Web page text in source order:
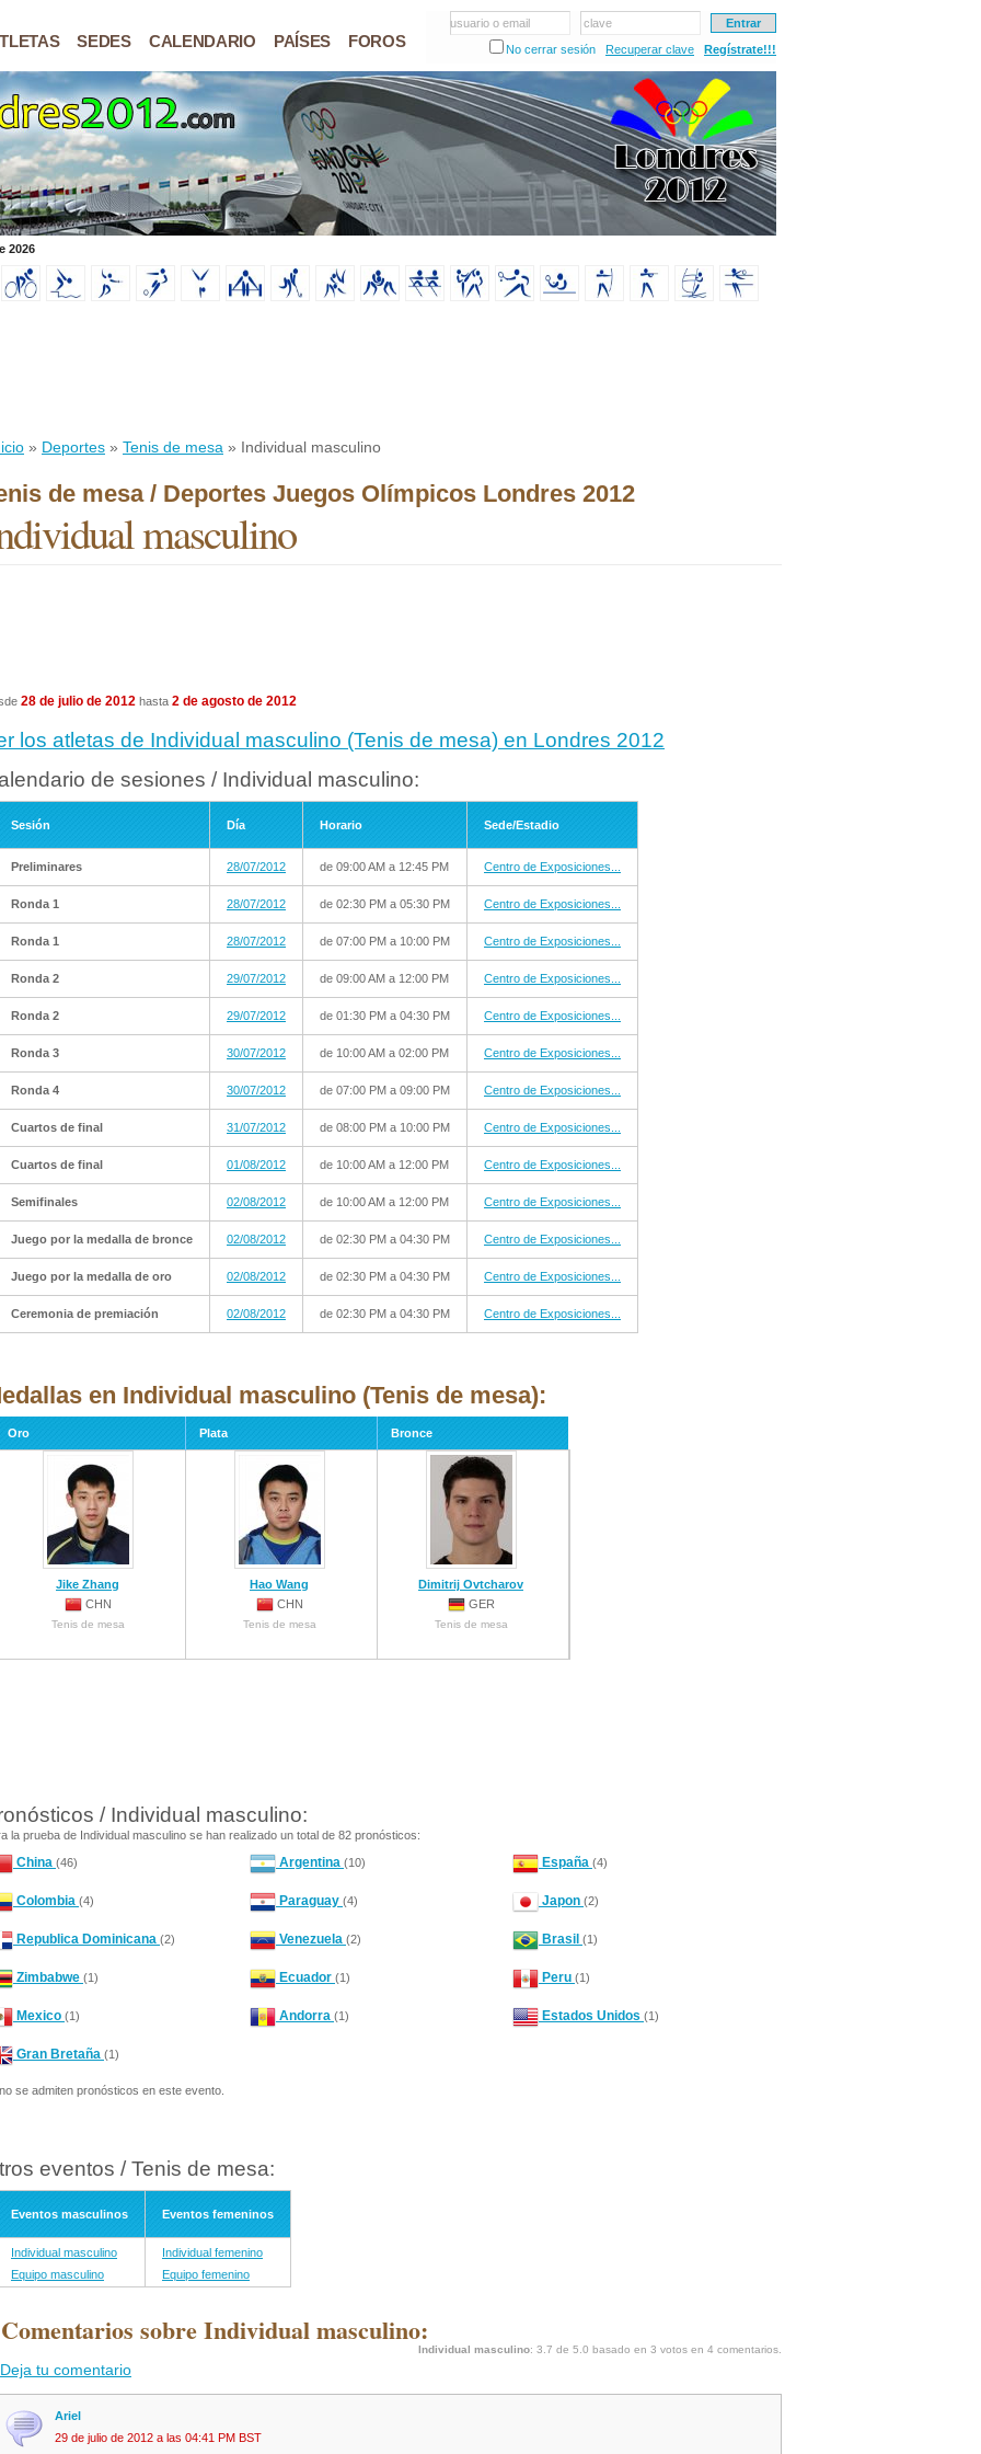
SEDES CALENDARIO PAÍSES FOROS
usuario o email
clave
No cerrar sesión
Recuperar clave Regístrate!!!
2026
» Deportes » Tenis de mesa » Individual masculino
de mesa / Deportes Juegos Olímpicos Londres 2012
masculino
28 de julio de 2012 hasta 2 de agosto de 2012
los atletas de Individual masculino (Tenis de mesa) en Londres 2012
de sesiones / Individual masculino:
Sesión Día Horario Sede/Estadio
Preliminares 28/07/2012 de 09:00 AM a 12:45 PM Centro de Exposiciones...
Ronda 1 28/07/2012 de 02:30 PM a 05:30 PM Centro de Exposiciones...
Ronda 1 28/07/2012 de 07:00 PM a 10:00 PM Centro de Exposiciones...
Ronda 2 29/07/2012 de 09:00 AM a 12:00 PM Centro de Exposiciones...
Ronda 2 29/07/2012 de 01:30 PM a 04:30 PM Centro de Exposiciones...
Ronda 3 30/07/2012 de 10:00 AM a 02:00 PM Centro de Exposiciones...
Ronda 4 30/07/2012 de 07:00 PM a 09:00 PM Centro de Exposiciones...
Cuartos de final 31/07/2012 de 08:00 PM a 10:00 PM Centro de Exposiciones...
Cuartos de final 01/08/2012 de 10:00 AM a 12:00 PM Centro de Exposiciones...
Semifinales 02/08/2012 de 10:00 AM a 12:00 PM Centro de Exposiciones...
Juego por la medalla de bronce 02/08/2012 de 02:30 PM a 04:30 PM Centro de Exposiciones...
Juego por la medalla de oro 02/08/2012 de 02:30 PM a 04:30 PM Centro de Exposiciones...
Ceremonia de premiación 02/08/2012 de 02:30 PM a 04:30 PM Centro de Exposiciones...
en Individual masculino (Tenis de mesa):
Oro Plata Bronce
Jike Zhang
CHN
Tenis de mesa
Hao Wang
CHN
Tenis de mesa
Dimitrij Ovtcharov
GER
Tenis de mesa
/ Individual masculino:
la prueba de Individual masculino se han realizado un total de 82 pronósticos:
China (46) Argentina (10) España (4)
Colombia (4) Paraguay (4) Japon (2)
Republica Dominicana (2) Venezuela (2) Brasil (1)
Zimbabwe (1) Ecuador (1) Peru (1)
Mexico (1) Andorra (1) Estados Unidos (1)
Gran Bretaña (1)
se admiten pronósticos en este evento.
eventos / Tenis de mesa:
Eventos masculinos Eventos femeninos
Individual masculino
Equipo masculino
Individual femenino
Equipo femenino
sobre Individual masculino:
Individual masculino: 3.7 de 5.0 basado en 3 votos en 4 comentarios.
Deja tu comentario
Ariel
29 de julio de 2012 a las 04:41 PM BST